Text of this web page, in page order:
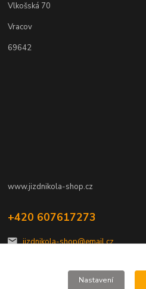
Vlkošská 70
Vracov
69642
www.jizdnikola-shop.cz
+420 607617273
jizdnikola-shop@email.cz
Nastavení